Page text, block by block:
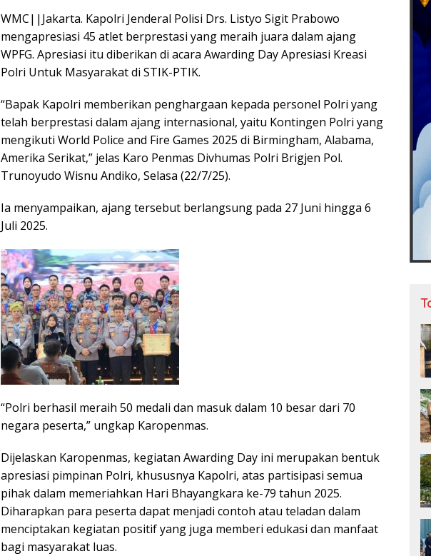
WMC||Jakarta. Kapolri Jenderal Polisi Drs. Listyo Sigit Prabowo
mengapresiasi 45 atlet berprestasi yang meraih juara dalam ajang
WPFG. Apresiasi itu diberikan di acara Awarding Day Apresiasi Kreasi
Polri Untuk Masyarakat di STIK-PTIK.
“Bapak Kapolri memberikan penghargaan kepada personel Polri yang
telah berprestasi dalam ajang internasional, yaitu Kontingen Polri yang
mengikuti World Police and Fire Games 2025 di Birmingham, Alabama,
Amerika Serikat,” jelas Karo Penmas Divhumas Polri Brigjen Pol.
Trunoyudo Wisnu Andiko, Selasa (22/7/25).
Ia menyampaikan, ajang tersebut berlangsung pada 27 Juni hingga 6
Juli 2025.
“Polri berhasil meraih 50 medali dan masuk dalam 10 besar dari 70
negara peserta,” ungkap Karopenmas.
Dijelaskan Karopenmas, kegiatan Awarding Day ini merupakan bentuk
apresiasi pimpinan Polri, khususnya Kapolri, atas partisipasi semua
pihak dalam memeriahkan Hari Bhayangkara ke-79 tahun 2025.
Diharapkan para peserta dapat menjadi contoh atau teladan dalam
menciptakan kegiatan positif yang juga memberi edukasi dan manfaat
bagi masyarakat luas.